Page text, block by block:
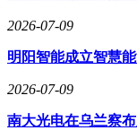
2026-07-09
明阳智能成立智慧
2026-07-09
南大光电在乌兰察